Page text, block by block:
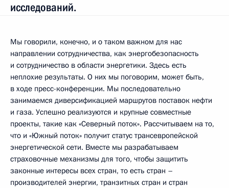
исследований.
Мы говорили, конечно, и о таком важном для нас
направлении сотрудничества, как энергобезопасность
и сотрудничество в области энергетики. Здесь есть
неплохие результаты. О них мы поговорим, может быть,
в ходе пресс-конференции. Мы последовательно
занимаемся диверсификацией маршрутов поставок нефти
и газа. Успешно реализуются и крупные совместные
проекты, такие как «Северный поток». Рассчитываем на то,
что и «Южный поток» получит статус трансевропейской
энергетической сети. Вместе мы разрабатываем
страховочные механизмы для того, чтобы защитить
законные интересы всех стран, то есть стран –
производителей энергии, транзитных стран и стран